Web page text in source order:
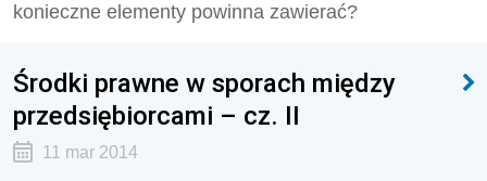
konieczne elementy powinna zawierać?
Środki prawne w sporach między
przedsiębiorcami – cz. II
11 mar 2014